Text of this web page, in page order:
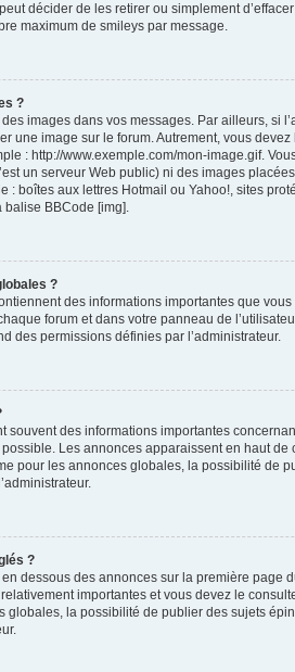
décider de les retirer ou simplement
maximum de smileys par message.
?
images dans vos messages. Par ailleurs, si
une image sur le forum. Autrement, vous
: http://www.exemple.com/mon-image.gif.
un serveur Web public) ni des images
: boîtes aux lettres Hotmail ou Yahoo!, sites
balise BBCode [img].
?
des informations importantes que
forum et dans votre panneau de
des permissions définies par l’administrateur.
souvent des informations importantes
Les annonces apparaissent en haut
pour les annonces globales, la possibilité de
?
dessous des annonces sur la première page
importantes et vous devez le
globales, la possibilité de publier des sujets